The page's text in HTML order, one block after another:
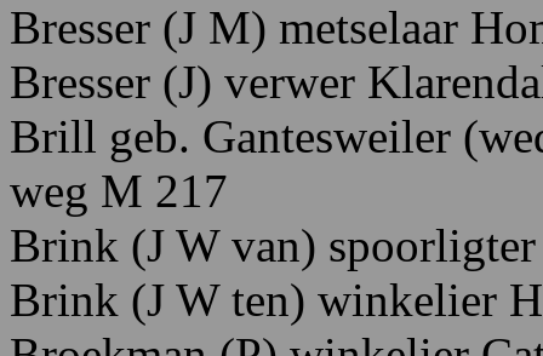
Bresser (J M) metselaar H
Bresser (J) verwer K
Brill geb. Gantesweiler
weg M 217
Brink (J W van)
Brink (J W ten) winkelier H